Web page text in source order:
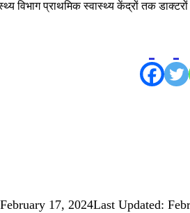
विभाग प्राथमिक स्वास्थ्य केंद्रों तक
February 17, 2024Last Updated: